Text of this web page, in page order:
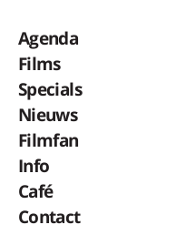
Agenda
Films
Specials
Nieuws
Filmfan
Info
Café
Contact